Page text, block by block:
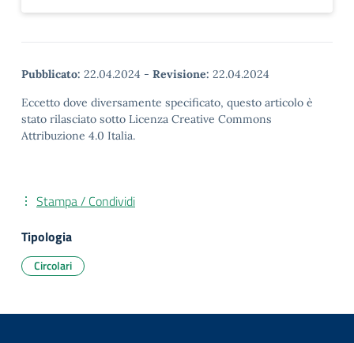
Pubblicato: 22.04.2024 - Revisione: 22.04.2024
Eccetto dove diversamente specificato, questo articolo è
stato rilasciato sotto Licenza Creative Commons
Attribuzione 4.0 Italia.
Stampa / Condividi
Tipologia
Circolari